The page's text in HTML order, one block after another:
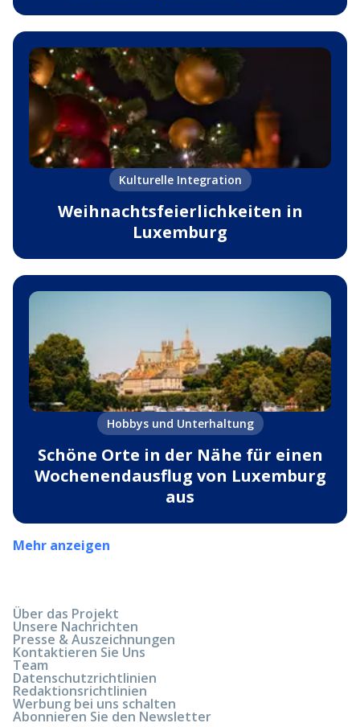
Kulturelle Integration
Weihnachtsfeierlichkeiten in
Luxemburg
Hobbys und Unterhaltung
Schöne Orte in der Nähe für einen
Wochenendausflug von Luxemburg
aus
Mehr anzeigen
Über das Projekt
Unsere Nachrichten
Presse & Auszeichnungen
Kontaktieren Sie Uns
Team
Datenschutzrichtlinien
Redaktionsrichtlinien
Werbung bei uns schalten
Abonnieren Sie den Newsletter